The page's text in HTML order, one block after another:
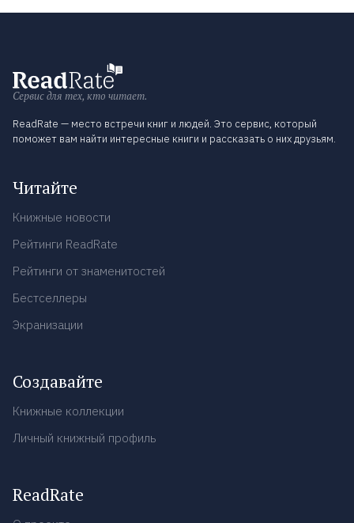
Сервис для тех, кто читает.
ReadRate — место встречи книг и людей. Это сервис, который
поможет вам найти интересные книги и рассказать о них друзьям.
Читайте
Книжные новости
Рейтинги ReadRate
Рейтинги от знаменитостей
Бестселлеры
Экранизации
Создавайте
Книжные коллекции
Личный книжный профиль
ReadRate